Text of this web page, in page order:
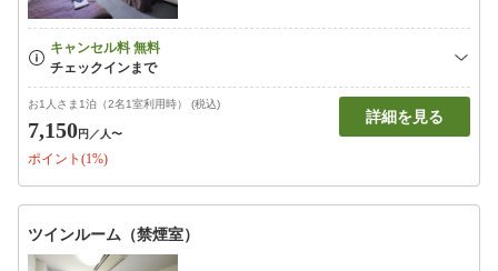
お1人さま1泊（2名1室利用時） (税込)
7,150円 ／人〜
ポイント(1%)
詳細を見る
ツインルーム（禁煙室）